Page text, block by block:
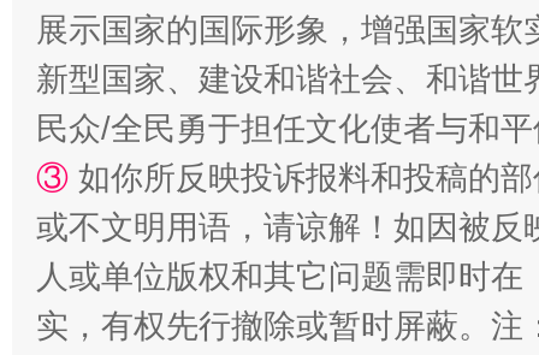
漫山遍野的桃花与雪山、麦地、白藏房 除
展示国家的国际形象，增强国家
新型国家、建设和谐社会、和谐
民众/全民勇于担任文化使者与和
③ 如你所反映投诉报料和投稿的
或不文明用语，请谅解！如因被
人或单位版权和其它问题需即时在
实，有权先行撤除或暂时屏蔽。